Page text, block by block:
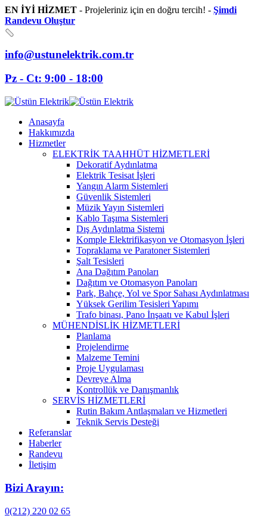
EN İYİ HİZMET - Projeleriniz için en doğru tercih! - Şimdi
Randevu Oluştur
info@ustunelektrik.com.tr
Pz - Ct: 9:00 - 18:00
Anasayfa
Hakkımızda
Hizmetler
ELEKTRİK TAAHHÜT HİZMETLERİ
Dekoratif Aydınlatma
Elektrik Tesisat İşleri
Yangın Alarm Sistemleri
Güvenlik Sistemleri
Müzik Yayın Sistemleri
Kablo Taşıma Sistemleri
Dış Aydınlatma Sistemi
Komple Elektrifikasyon ve Otomasyon İşleri
Topraklama ve Paratoner Sistemleri
Şalt Tesisleri
Ana Dağıtım Panoları
Dağıtım ve Otomasyon Panoları
Park, Bahçe, Yol ve Spor Sahası Aydınlatması
Yüksek Gerilim Tesisleri Yapımı
Trafo binası, Pano İnşaatı ve Kabul İşleri
MÜHENDİSLİK HİZMETLERİ
Planlama
Projelendirme
Malzeme Temini
Proje Uygulaması
Devreye Alma
Kontrollük ve Danışmanlık
SERVİS HİZMETLERİ
Rutin Bakım Antlaşmaları ve Hizmetleri
Teknik Servis Desteği
Referanslar
Haberler
Randevu
İletişim
Bizi Arayın:
0(212) 220 02 65